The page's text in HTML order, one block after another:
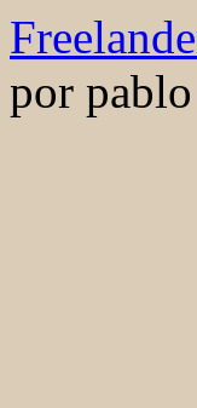
Saltar
al
contenido
por